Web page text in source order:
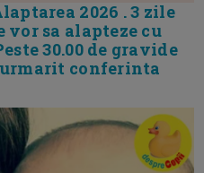
2026 . 3 zile
vor sa alapteze cu
30.00 de gravide
urmarit conferinta